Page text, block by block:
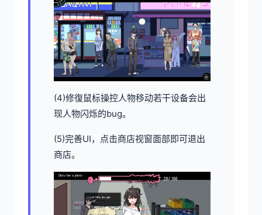
(4)修復鼠标操控人物移动若干设备会出
现人物闪烁的bug。
(5)完善UI，点击商店视窗面部即可退出
商店。